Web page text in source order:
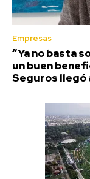
Empresas
“Ya no basta
un buen
Seguros llegó